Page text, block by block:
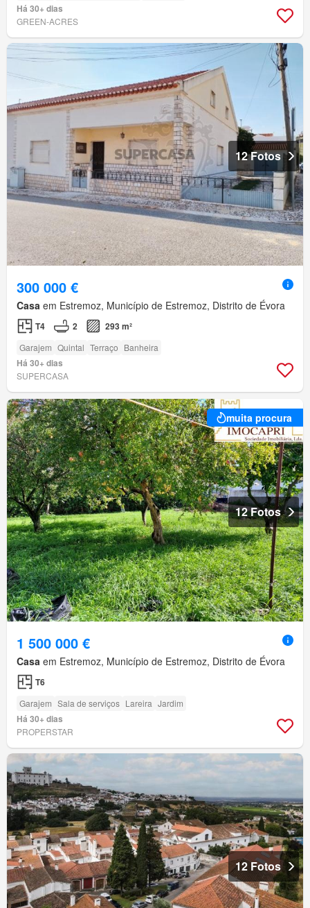
Há 30+ dias
GREEN-ACRES
12 Fotos
300 000 €
Casa em Estremoz, Município de Estremoz, Distrito de Évora
T4 2 293 m²
Garajem Quintal Terraço Banheira
Há 30+ dias
SUPERCASA
muita procura
12 Fotos
1 500 000 €
Casa em Estremoz, Município de Estremoz, Distrito de Évora
T6
Garajem Sala de serviços Lareira Jardim
Há 30+ dias
PROPERSTAR
12 Fotos